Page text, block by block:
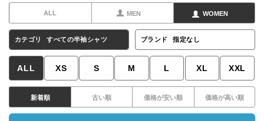
ALL MEN WOMEN
カテゴリ すべての半袖シャツ ブランド 指定なし
ALL XS S M L XL XXL
新着順 古い順 価格が安い順 価格が高い順